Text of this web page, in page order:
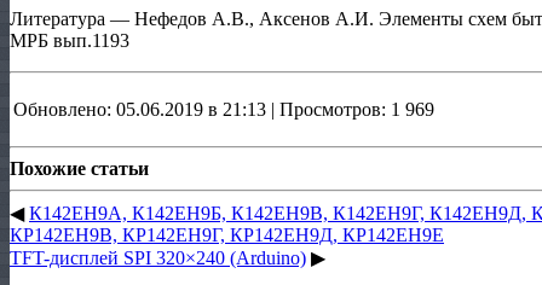
Литература — Нефедов А.В., Аксенов А.И. Элементы схем
МРБ вып.1193
Обновлено: 05.06.2019 в 21:13 | Просмотров: 1 969
Похожие статьи
◀К142ЕН9А, К142ЕН9Б, К142ЕН9В, К142ЕН9Г, К142ЕН9Д,
КР142ЕН9В, КР142ЕН9Г, КР142ЕН9Д, КР142ЕН9Е
TFT-дисплей SPI 320×240 (Arduino) ▶